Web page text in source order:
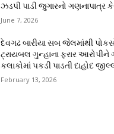
ઝડપી પાડી જુગારનો ગણનાપાત્ર
June 7, 2026
દેવગઢ બારીયા સબ જેલમાંથી
ટ્રાયબલ ગુન્હાના ફરાર આરોપીને
કલાકોમાં પકડી પાડતી દાહોદ
February 13, 2026